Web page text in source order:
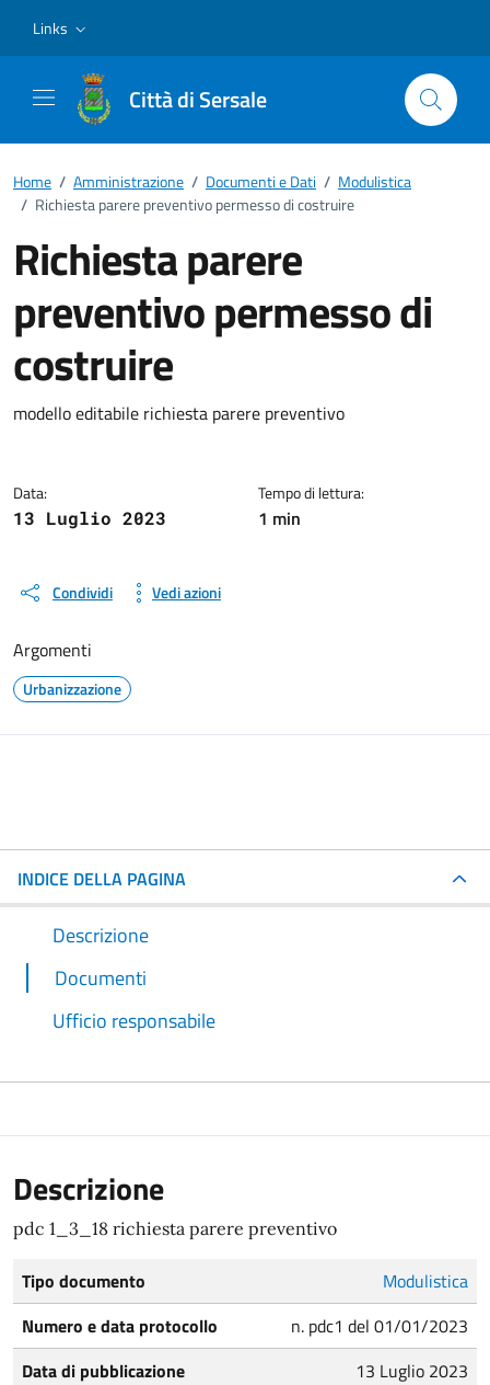
Links
Città di Sersale
Home / Amministrazione / Documenti e Dati / Modulistica
/ Richiesta parere preventivo permesso di costruire
Richiesta parere
preventivo permesso di
costruire
Dettagli del documento
modello editabile richiesta parere preventivo
Data:
13 Luglio 2023
Tempo di lettura:
1 min
Condividi Vedi azioni
Argomenti
Urbanizzazione
INDICE DELLA PAGINA
Descrizione
Documenti
Ufficio responsabile
Descrizione
pdc 1_3_18 richiesta parere preventivo
Tipo documento
Modulistica
Numero e data protocollo
n. pdc1 del 01/01/2023
Data di pubblicazione
13 Luglio 2023